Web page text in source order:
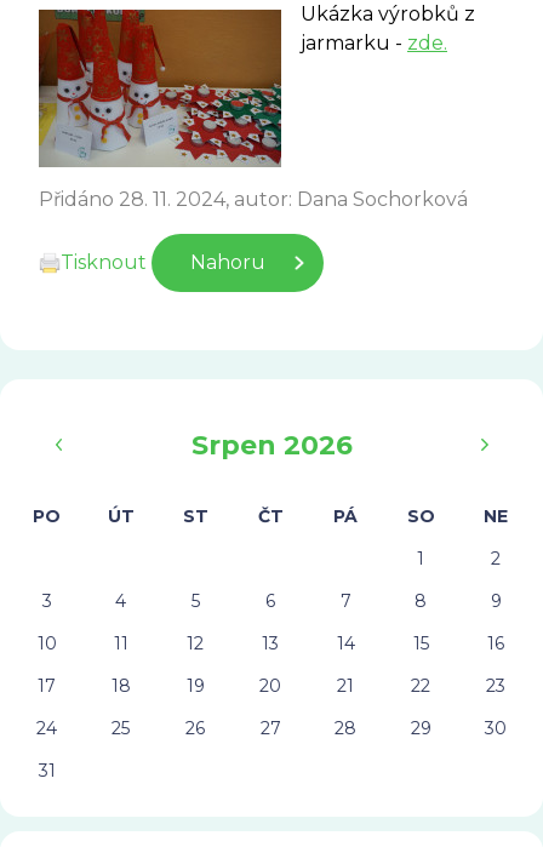
Ukázka výrobků z
jarmarku - zde.
Přidáno 28. 11. 2024, autor: Dana Sochorková
Tisknout Nahoru
Srpen 2026
PO ÚT ST ČT PÁ SO
NE
1
2
3
4 5 6 7 8
9
10
11 12 13 14 15
16
17
18 19 20 21 22
23
24
25 26 27 28 29
30
31